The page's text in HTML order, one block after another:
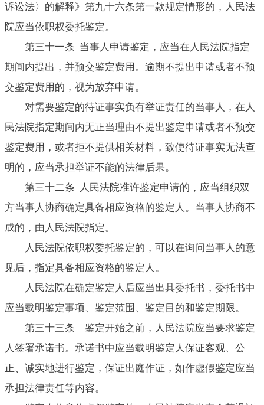
诉讼法〉的解释》第九十六条第一款规定情形的，人民法
院应当依职权委托鉴定。
第三十一条 当事人申请鉴定，应当在人民法院指定
期间内提出，并预交鉴定费用。逾期不提出申请或者不预
交鉴定费用的，视为放弃申请。
对需要鉴定的待证事实负有举证责任的当事人，在人
民法院指定期间内无正当理由不提出鉴定申请或者不预交
鉴定费用，或者拒不提供相关材料，致使待证事实无法查
明的，应当承担举证不能的法律后果。
第三十二条 人民法院准许鉴定申请的，应当组织双
方当事人协商确定具备相应资格的鉴定人。当事人协商不
成的，由人民法院指定。
人民法院依职权委托鉴定的，可以在询问当事人的意
见后，指定具备相应资格的鉴定人。
人民法院在确定鉴定人后应当出具委托书，委托书中
应当载明鉴定事项、鉴定范围、鉴定目的和鉴定期限。
第三十三条 鉴定开始之前，人民法院应当要求鉴定
人签署承诺书。承诺书中应当载明鉴定人保证客观、公
正、诚实地进行鉴定，保证出庭作证，如作虚假鉴定应当
承担法律责任等内容。